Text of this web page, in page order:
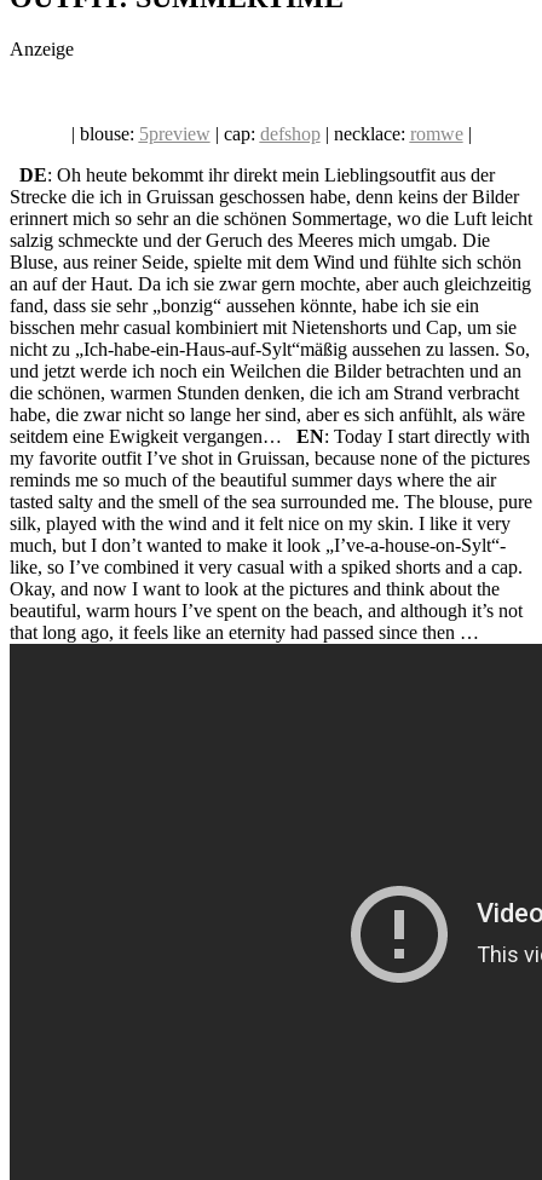
social topics
Anzeige
| blouse: 5preview | cap: defshop| necklace: romwe|
DE: Oh heute bekommt ihr direkt mein Lieblingsoutfit aus der
Strecke die ich in Gruissan geschossen habe, denn keins der Bilder
erinnert mich so sehr an die schönen Sommertage, wo die Luft leicht
salzig schmeckte und der Geruch des Meeres mich umgab. Die
Bluse, aus reiner Seide, spielte mit dem Wind und fühlte sich schön
an auf der Haut. Da ich sie zwar gern mochte, aber auch gleichzeitig
fand, dass sie sehr „bonzig“ aussehen könnte, habe ich sie ein
bisschen mehr casual kombiniert mit Nietenshorts und Cap, um sie
nicht zu „Ich-habe-ein-Haus-auf-Sylt“mäßig aussehen zu lassen. So,
und jetzt werde ich noch ein Weilchen die Bilder betrachten und an
die schönen, warmen Stunden denken, die ich am Strand verbracht
habe, die zwar nicht so lange her sind, aber es sich anfühlt, als wäre
seitdem eine Ewigkeit vergangen… EN: Today I start directly with
my favorite outfit I’ve shot in Gruissan, because none of the pictures
reminds me so much of the beautiful summer days where the air
tasted salty and the smell of the sea surrounded me. The blouse, pure
silk, played with the wind and it felt nice on my skin. I like it very
much, but I don’t wanted to make it look „I’ve-a-house-on-Sylt“-
like, so I’ve combined it very casual with a spiked shorts and a cap.
Okay, and now I want to look at the pictures and think about the
beautiful, warm hours I’ve spent on the beach, and although it’s not
that long ago, it feels like an eternity had passed since then …